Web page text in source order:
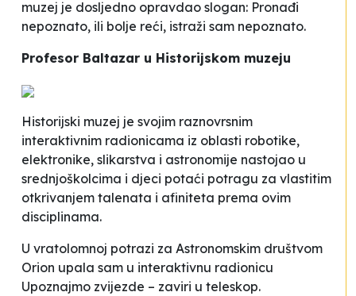
muzej je dosljedno opravdao slogan: Pronađi
nepoznato, ili bolje reći, istraži sam nepoznato.
Profesor Baltazar u Historijskom muzeju
Historijski muzej je svojim raznovrsnim
interaktivnim radionicama iz oblasti robotike,
elektronike, slikarstva i astronomije nastojao u
srednjoškolcima i djeci potaći potragu za vlastitim
otkrivanjem talenata i afiniteta prema ovim
disciplinama.
U vratolomnoj potrazi za Astronomskim društvom
Orion upala sam u interaktivnu radionicu
Upoznajmo zvijezde – zaviri u teleskop.